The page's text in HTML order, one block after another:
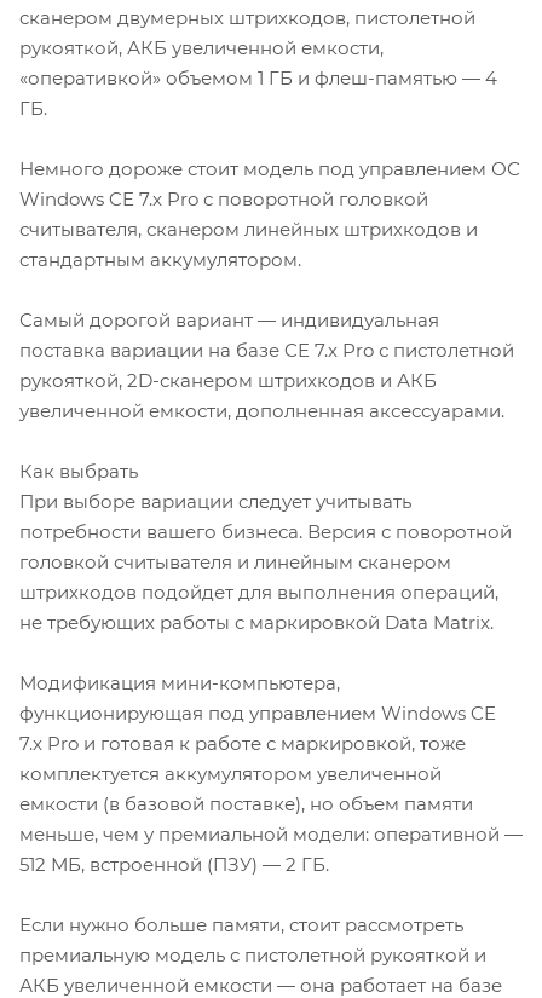
сканером двумерных штрихкодов, пистолетной
рукояткой, АКБ увеличенной емкости,
«оперативкой» объемом 1 ГБ и флеш-памятью — 4
ГБ.
Немного дороже стоит модель под управлением ОС
Windows CE 7.x Pro с поворотной головкой
считывателя, сканером линейных штрихкодов и
стандартным аккумулятором.
Самый дорогой вариант — индивидуальная
поставка вариации на базе CE 7.x Pro с пистолетной
рукояткой, 2D-сканером штрихкодов и АКБ
увеличенной емкости, дополненная аксессуарами.
Как выбрать
При выборе вариации следует учитывать
потребности вашего бизнеса. Версия с поворотной
головкой считывателя и линейным сканером
штрихкодов подойдет для выполнения операций,
не требующих работы с маркировкой Data Matrix.
Модификация мини-компьютера,
функционирующая под управлением Windows CE
7.x Pro и готовая к работе с маркировкой, тоже
комплектуется аккумулятором увеличенной
емкости (в базовой поставке), но объем памяти
меньше, чем у премиальной модели: оперативной —
512 МБ, встроенной (ПЗУ) — 2 ГБ.
Если нужно больше памяти, стоит рассмотреть
премиальную модель с пистолетной рукояткой и
АКБ увеличенной емкости — она работает на базе